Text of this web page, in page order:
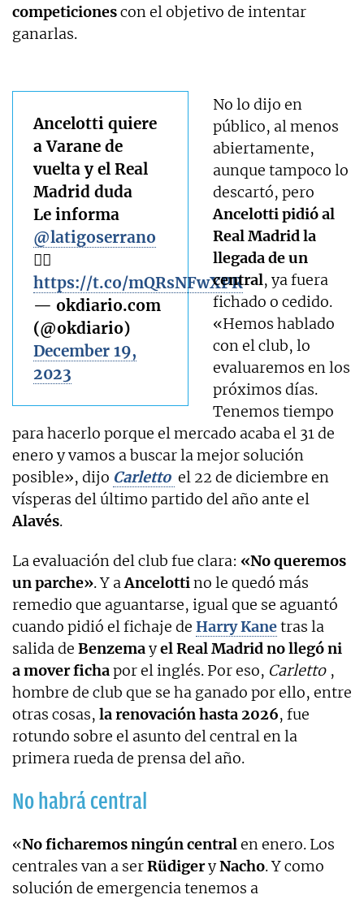
competicionescon el objetivo de intentar
ganarlas.
Ancelotti quiere
a Varane de
vuelta y el Real
Madrid duda
Le informa
@latigoserrano
✍🏻
https://t.co/mQRsNFwXPR
— okdiario.com
(@okdiario)
December 19,
2023
No lo dijo en
público, al menos
abiertamente,
aunque tampoco lo
descartó, pero
Ancelotti pidió al
Real Madrid la
llegada de un
central, ya fuera
fichado o cedido.
«Hemos hablado
con el club, lo
evaluaremos en los
próximos días.
Tenemos tiempo
para hacerlo porque el mercado acaba el 31 de
enero y vamos a buscar la mejor solución
posible», dijo Carletto el 22 de diciembre en
vísperas del último partido del año ante el
Alavés.
La evaluación del club fue clara: «No queremos
un parche». Y aAncelottino le quedó más
remedio que aguantarse, igual que se aguantó
cuando pidió el fichaje de Harry Kanetras la
salida de Benzemayel Real Madrid no llegó ni
a mover fichapor el inglés. Por eso, Carletto ,
hombre de club que se ha ganado por ello, entre
otras cosas, la renovación hasta 2026, fue
rotundo sobre el asunto del central en la
primera rueda de prensa del año.
No habrá central
«No ficharemos ningún centralen enero. Los
centrales van a serRüdigeryNacho. Y como
solución de emergencia tenemos a